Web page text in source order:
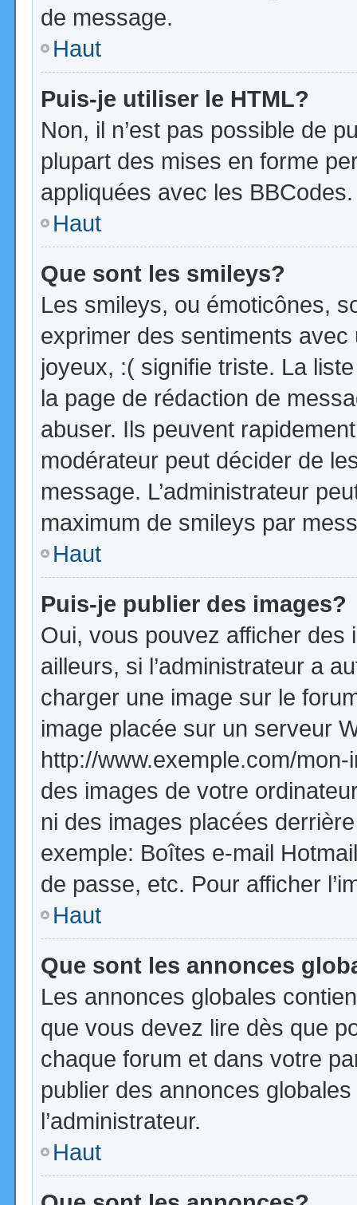
de message.
Haut
Puis-je utiliser le HTML?
Non, il n’est pas possible de
plupart des mises en forme
appliquées avec les BBCodes.
Haut
Que sont les smileys?
Les smileys, ou émoticônes,
exprimer des sentiments
joyeux, :( signifie triste. La
la page de rédaction de
abuser. Ils peuvent
modérateur peut décider de
message. L’administrateur
maximum de smileys par
Haut
Puis-je publier des images?
Oui, vous pouvez afficher
ailleurs, si l’administrateur a
charger une image sur le
image placée sur un serveur
http://www.exemple.com/
des images de votre
ni des images placées
exemple: Boîtes e-mail
de passe, etc. Pour afficher
Haut
Que sont les annonces
Les annonces globales
que vous devez lire dès que
chaque forum et dans votre
publier des annonces
l’administrateur.
Haut